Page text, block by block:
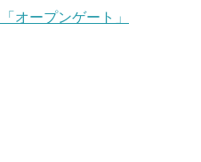
ープンゲート」